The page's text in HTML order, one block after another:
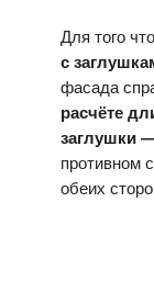
Для того
с
фасада
расчёте
заглушки
противном
обеих